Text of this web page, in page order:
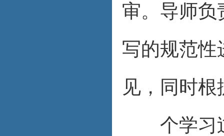
审。导师负
写的规范性
见，同时
个学习过